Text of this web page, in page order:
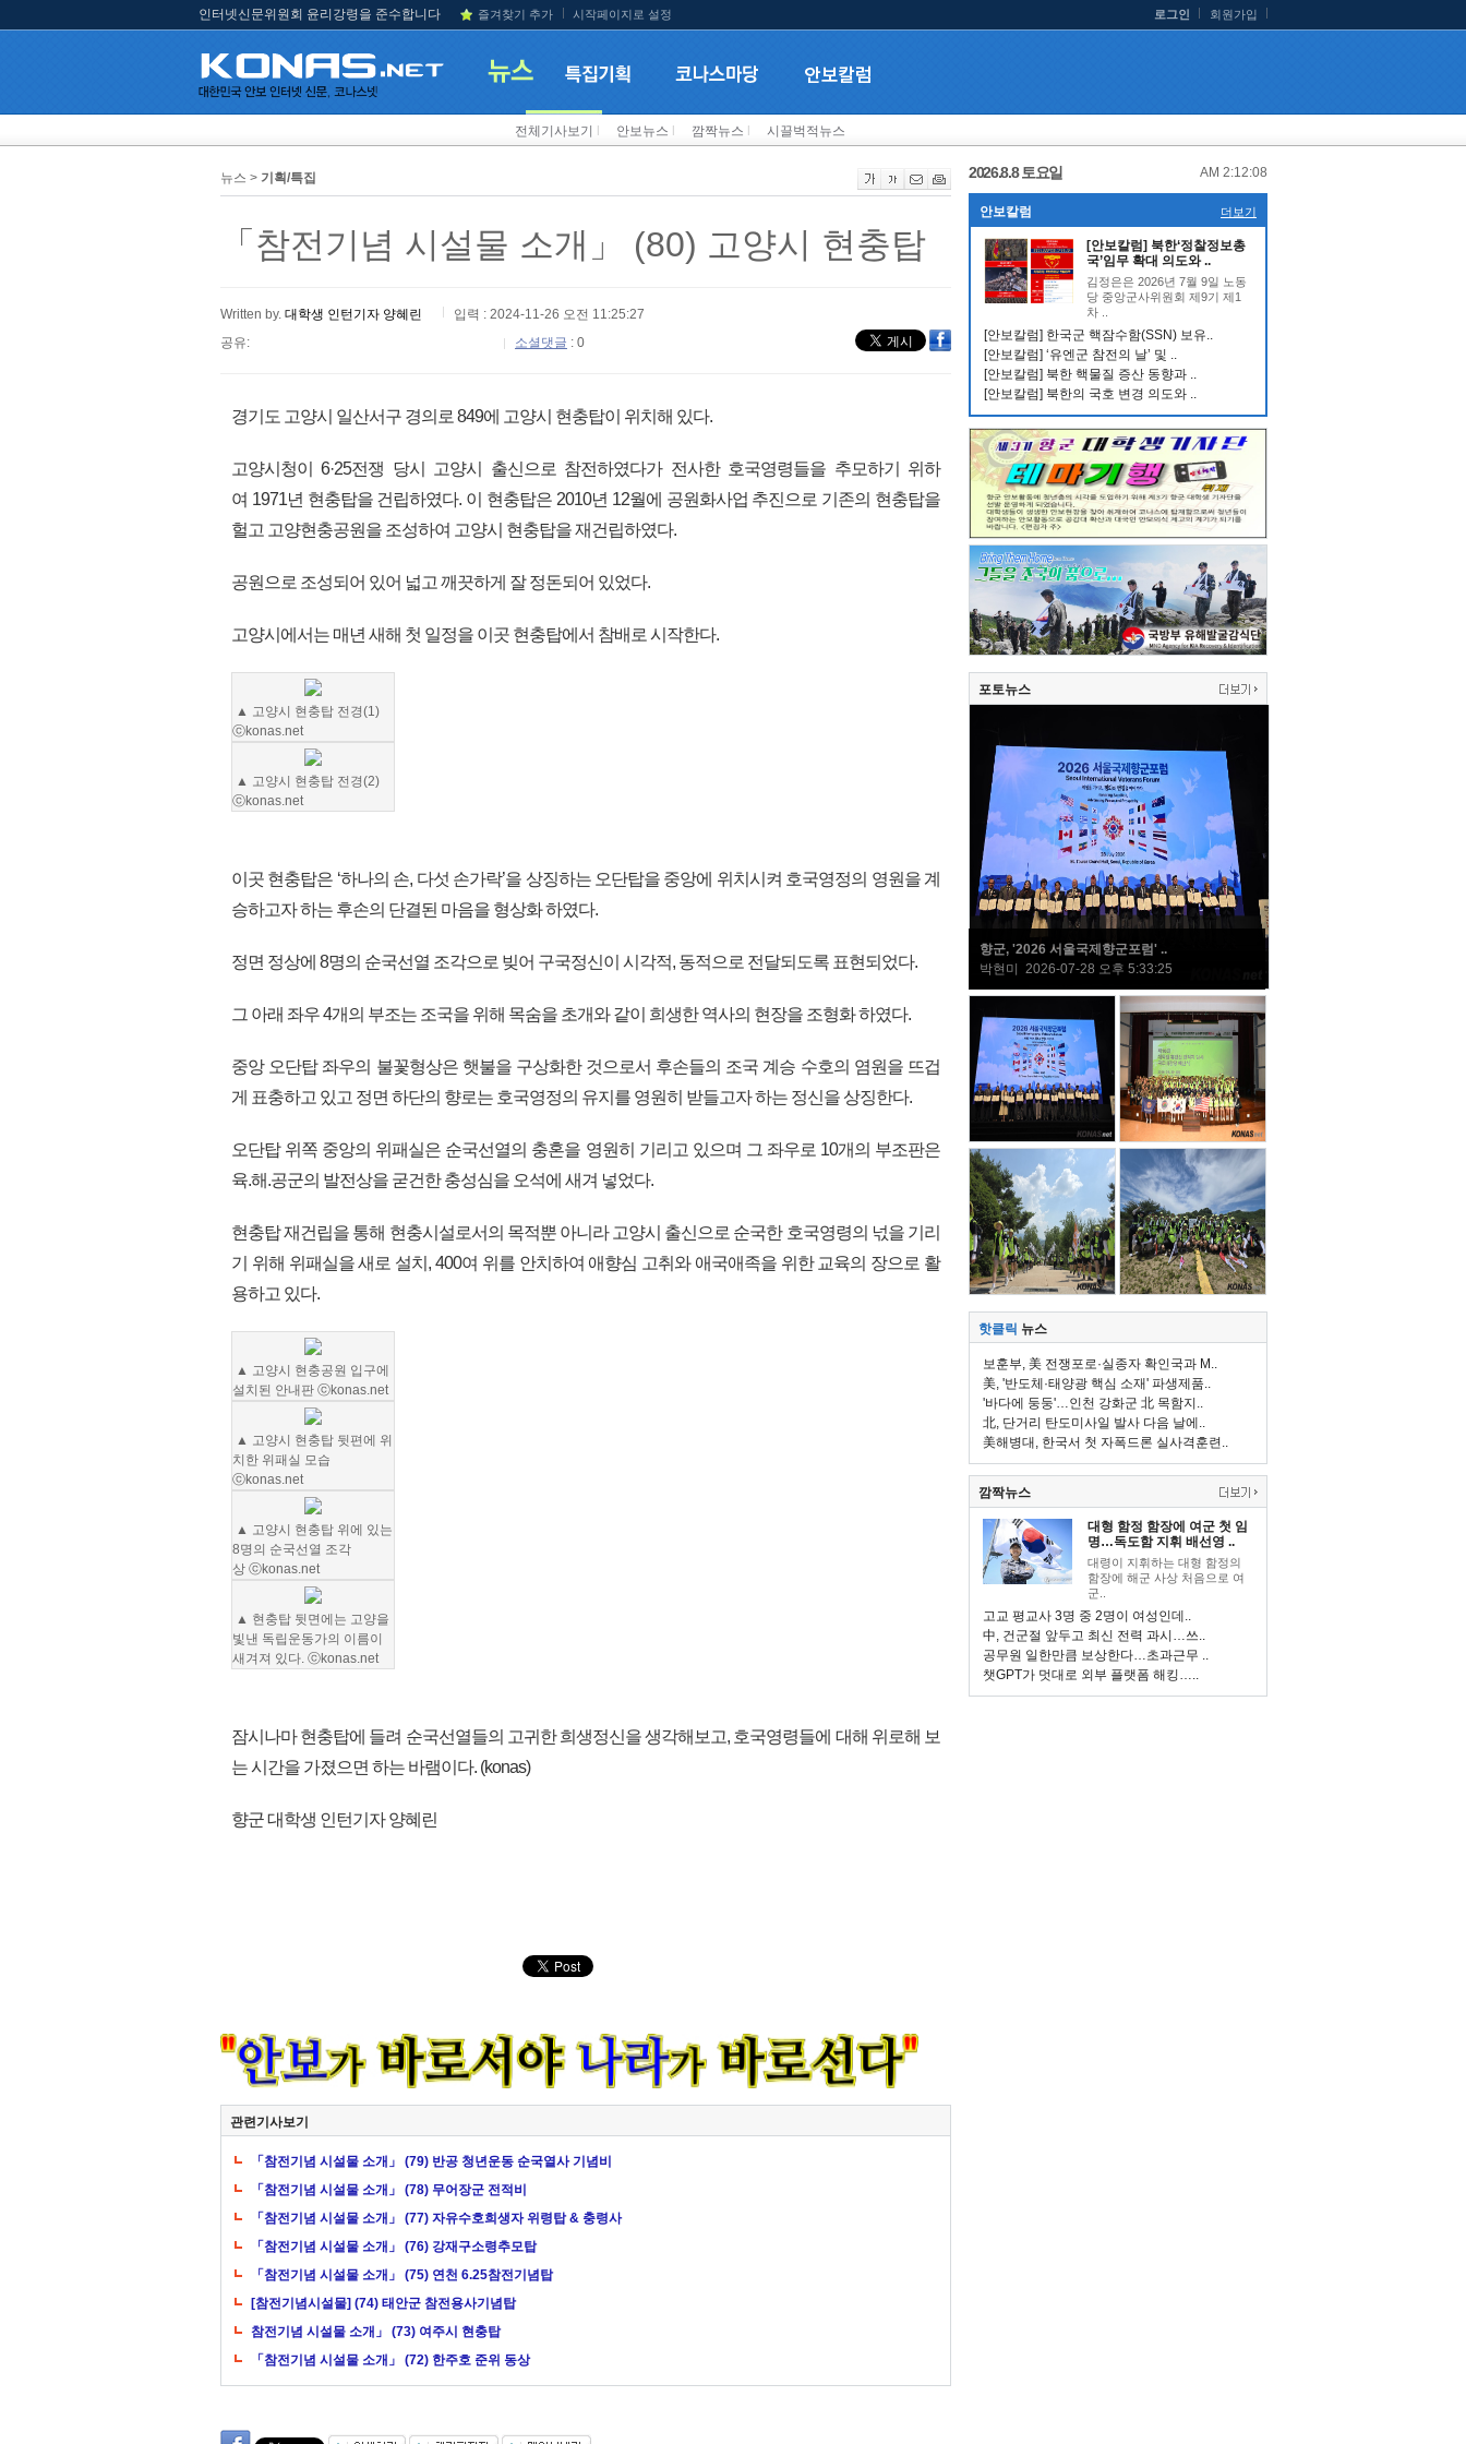
인터넷신문위원회 윤리강령을 준수합니다 즐겨찾기 추가 시작페이지로 설정 로그인 회원가입
전체기사보기 안보뉴스 깜짝뉴스 시끌벅적뉴스
뉴스 > 기획/특집
「참전기념 시설물 소개」 (80) 고양시 현충탑
Written by. 대학생 인턴기자 양혜린
입력 : 2024-11-26 오전 11:25:27
공유:
소셜댓글 : 0
경기도 고양시 일산서구 경의로 849에 고양시 현충탑이 위치해 있다.
고양시청이 6·25전쟁 당시 고양시 출신으로 참전하였다가 전사한 호국영령들을 추모하기 위하
여 1971년 현충탑을 건립하였다. 이 현충탑은 2010년 12월에 공원화사업 추진으로 기존의 현충탑을
헐고 고양현충공원을 조성하여 고양시 현충탑을 재건립하였다.
공원으로 조성되어 있어 넓고 깨끗하게 잘 정돈되어 있었다.
고양시에서는 매년 새해 첫 일정을 이곳 현충탑에서 참배로 시작한다.
▲ 고양시 현충탑 전경(1)
ⓒkonas.net
▲ 고양시 현충탑 전경(2)
ⓒkonas.net
이곳 현충탑은 ‘하나의 손, 다섯 손가락’을 상징하는 오단탑을 중앙에 위치시켜 호국영정의 영원을 계
승하고자 하는 후손의 단결된 마음을 형상화 하였다.
정면 정상에 8명의 순국선열 조각으로 빚어 구국정신이 시각적, 동적으로 전달되도록 표현되었다.
그 아래 좌우 4개의 부조는 조국을 위해 목숨을 초개와 같이 희생한 역사의 현장을 조형화 하였다.
중앙 오단탑 좌우의 불꽃형상은 햇불을 구상화한 것으로서 후손들의 조국 계승 수호의 염원을 뜨겁
게 표충하고 있고 정면 하단의 향로는 호국영정의 유지를 영원히 받들고자 하는 정신을 상징한다.
오단탑 위쪽 중앙의 위패실은 순국선열의 충혼을 영원히 기리고 있으며 그 좌우로 10개의 부조판은
육.해.공군의 발전상을 굳건한 충성심을 오석에 새겨 넣었다.
현충탑 재건립을 통해 현충시설로서의 목적뿐 아니라 고양시 출신으로 순국한 호국영령의 넋을 기리
기 위해 위패실을 새로 설치, 400여 위를 안치하여 애향심 고취와 애국애족을 위한 교육의 장으로 활
용하고 있다.
▲ 고양시 현충공원 입구에
설치된 안내판 ⓒkonas.net
▲ 고양시 현충탑 뒷편에 위
치한 위패실 모습
ⓒkonas.net
▲ 고양시 현충탑 위에 있는
8명의 순국선열 조각
상 ⓒkonas.net
▲ 현충탑 뒷면에는 고양을
빛낸 독립운동가의 이름이
새겨져 있다. ⓒkonas.net
잠시나마 현충탑에 들려 순국선열들의 고귀한 희생정신을 생각해보고, 호국영령들에 대해 위로해 보
는 시간을 가졌으면 하는 바램이다. (konas)
향군 대학생 인턴기자 양혜린
관련기사보기
「참전기념 시설물 소개」 (79) 반공 청년운동 순국열사 기념비
「참전기념 시설물 소개」 (78) 무어장군 전적비
「참전기념 시설물 소개」 (77) 자유수호희생자 위령탑 & 충령사
「참전기념 시설물 소개」 (76) 강재구소령추모탑
「참전기념 시설물 소개」 (75) 연천 6.25참전기념탑
[참전기념시설물] (74) 태안군 참전용사기념탑
참전기념 시설물 소개」 (73) 여주시 현충탑
「참전기념 시설물 소개」 (72) 한주호 준위 동상
2026.8.8 토요일 AM 2:12:09
안보칼럼 더보기
[안보칼럼] 북한‘정찰정보총
국’임무 확대 의도와 ..
김정은은 2026년 7월 9일 노동
당 중앙군사위원회 제9기 제1
차 ..
[안보칼럼] 한국군 핵잠수함(SSN) 보유..
[안보칼럼] ‘유엔군 참전의 날’ 및 ..
[안보칼럼] 북한 핵물질 증산 동향과 ..
[안보칼럼] 북한의 국호 변경 의도와 ..
포토뉴스
향군, '2026 서울국제향군포럼' ..
박현미 2026-07-28 오후 5:33:25
핫클릭 뉴스
보훈부, 美 전쟁포로·실종자 확인국과 M..
美, '반도체·태양광 핵심 소재' 파생제품..
'바다에 둥둥'…인천 강화군 北 목함지..
北, 단거리 탄도미사일 발사 다음 날에..
美해병대, 한국서 첫 자폭드론 실사격훈련..
깜짝뉴스
대형 함정 함장에 여군 첫 임
명…독도함 지휘 배선영 ..
대령이 지휘하는 대형 함정의
함장에 해군 사상 처음으로 여
군..
고교 평교사 3명 중 2명이 여성인데..
中, 건군절 앞두고 최신 전력 과시…쓰..
공무원 일한만큼 보상한다…초과근무 ..
챗GPT가 멋대로 외부 플랫폼 해킹…..